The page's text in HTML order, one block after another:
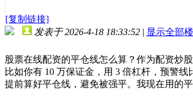
[复制链接]
发表于 2026-4-18 18:33:52 | 显示全部
股票在线配资的平仓线怎么算？作为配资炒
比如你有 10 万保证金，用 3 倍杠杆，预警
提前算好平仓线，避免被强平。我现在用的